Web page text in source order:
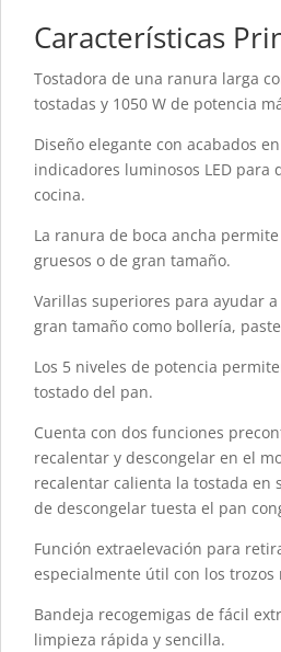
Características
Tostadora de una ranura larga
tostadas y 1050 W de potencia
Diseño elegante con acabados
indicadores luminosos LED para
cocina.
La ranura de boca ancha
gruesos o de gran tamaño.
Varillas superiores para ayudar
gran tamaño como bollería,
Los 5 niveles de potencia
tostado del pan.
Cuenta con dos funciones
recalentar y descongelar en el
recalentar calienta la tostada en
de descongelar tuesta el pan
Función extraelevación para
especialmente útil con los trozos
Bandeja recogemigas de fácil
limpieza rápida y sencilla.